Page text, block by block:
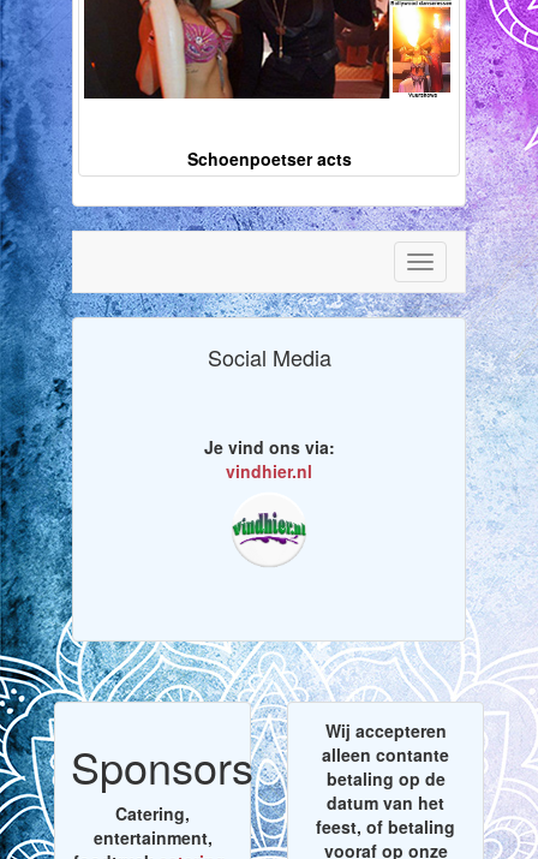
Schoenpoetser acts
Toggle
navigation
Social Media
Je vind ons via:
vindhier.nl
Sponsors
Catering,
entertainment,
Wij accepteren
alleen contante
betaling op de
datum van het
feest, of betaling
vooraf op onze